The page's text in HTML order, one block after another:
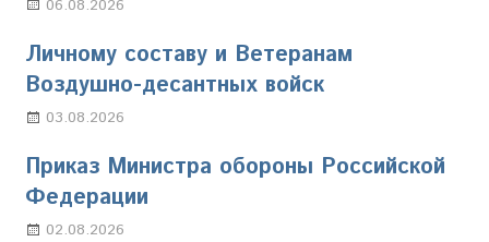
06.08.2026
Личному составу и Ветеранам
Воздушно-десантных войск
03.08.2026
Приказ Министра обороны Российской
Федерации
02.08.2026